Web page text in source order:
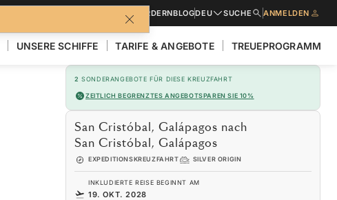
ANGEBOT ANFORDERNBLOGDEU SUCHE ANMELDEN
UNSERE SCHIFFE TARIFE & ANGEBOTE TREUEPROGRAMM
2 SONDERANGEBOTE FÜR DIESE KREUZFAHRT
ZEITLICH BEGRENZTES ANGEBOTSPAREN SIE 10%
San Cristóbal, Galápagos nach
San Cristóbal, Galápagos
EXPEDITIONSKREUZFAHRT SILVER ORIGIN
INKLUDIERTE REISE BEGINNT AM
19. OKT. 2028